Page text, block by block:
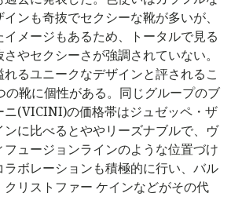
ンも奇抜でセクシーな靴が多いが、
メージもあるため、トータルで見る
やセクシーさが強調されていない。
るユニークなデザインと評されるこ
の靴に個性がある。同じグループのブ
ニ(VICINI)の価格帯はジュゼッペ・ザ
ンに比べるとややリーズナブルで、ヴ
フュージョンラインのような位置づけ
ラボレーションも積極的に行い、バル
リストファー ケインなどがその代